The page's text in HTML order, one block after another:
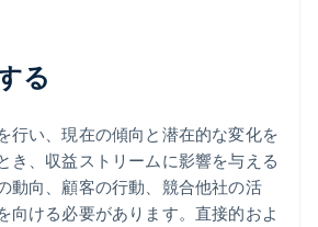
る
行い、現在の傾向と潜在的な変化を
き、収益ストリームに影響を与える
動向、顧客の行動、競合他社の活
向ける必要があります。直接的およ